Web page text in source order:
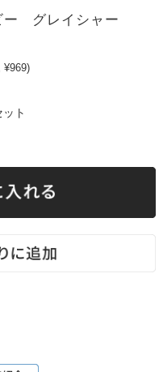
ー グレイシャー
¥969)
ット